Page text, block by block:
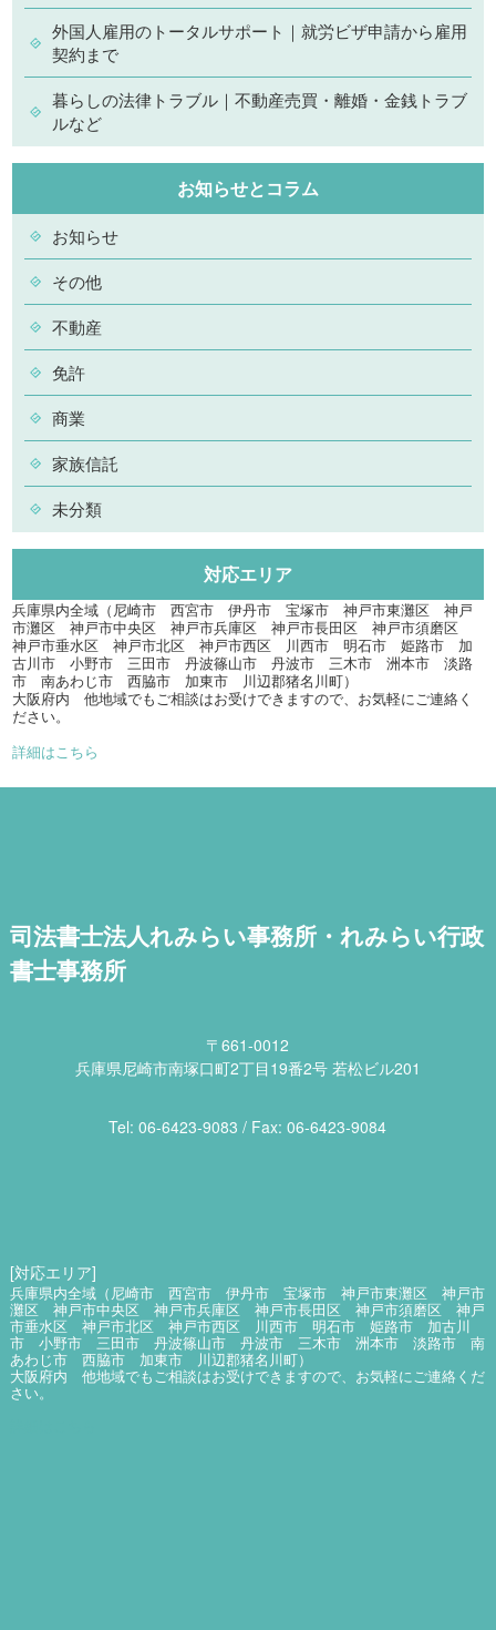
外国人雇用のトータルサポート｜就労ビザ申請から雇用
契約まで
暮らしの法律トラブル｜不動産売買・離婚・金銭トラブ
ルなど
お知らせとコラム
お知らせ
その他
不動産
免許
商業
家族信託
未分類
対応エリア
兵庫県内全域（尼崎市 西宮市 伊丹市 宝塚市 神戸市東灘区 神戸
市灘区 神戸市中央区 神戸市兵庫区 神戸市長田区 神戸市須磨区
神戸市垂水区 神戸市北区 神戸市西区 川西市 明石市 姫路市 加
古川市 小野市 三田市 丹波篠山市 丹波市 三木市 洲本市 淡路
市 南あわじ市 西脇市 加東市 川辺郡猪名川町）
大阪府内 他地域でもご相談はお受けできますので、お気軽にご連絡く
ださい。
詳細はこちら
司法書士法人れみらい事務所・れみらい行政
書士事務所
〒661-0012
兵庫県尼崎市南塚口町2丁目19番2号 若松ビル201
Tel: 06​-6423​-9083 / Fax: 06​-6423​-9084
[対応エリア]
兵庫県内全域（尼崎市 西宮市 伊丹市 宝塚市 神戸市東灘区 神戸市
灘区 神戸市中央区 神戸市兵庫区 神戸市長田区 神戸市須磨区 神戸
市垂水区 神戸市北区 神戸市西区 川西市 明石市 姫路市 加古川
市 小野市 三田市 丹波篠山市 丹波市 三木市 洲本市 淡路市 南
あわじ市 西脇市 加東市 川辺郡猪名川町）
大阪府内 他地域でもご相談はお受けできますので、お気軽にご連絡くだ
さい。